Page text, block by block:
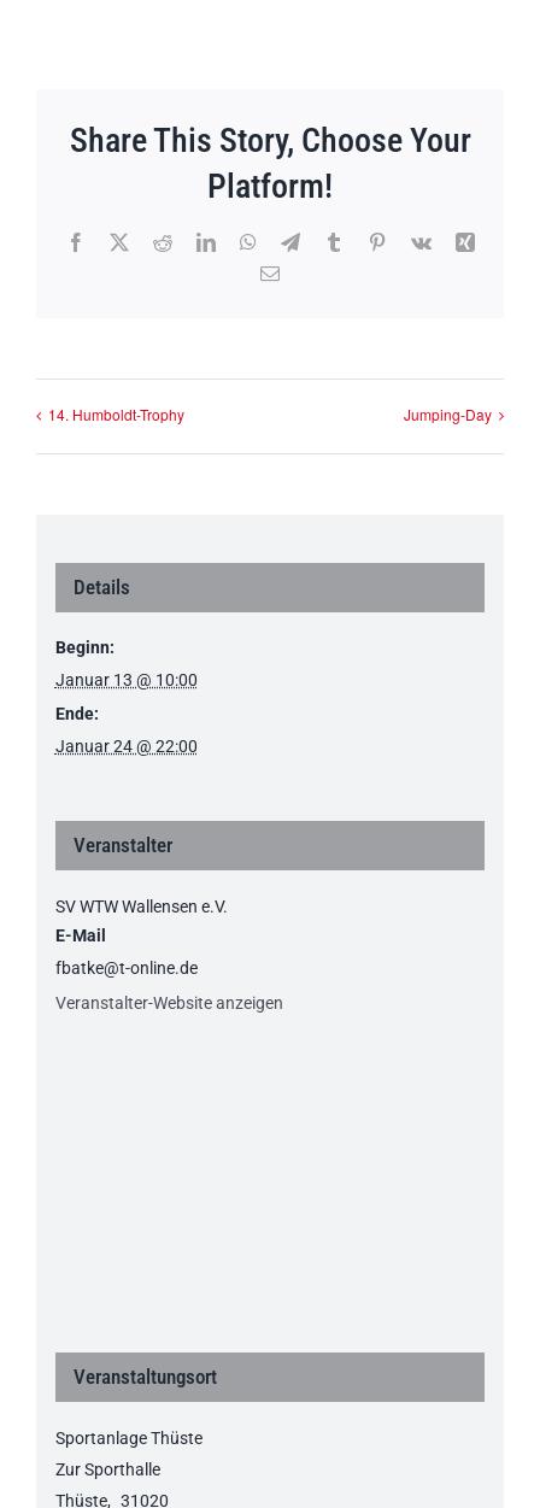
Share This Story, Choose Your
Platform!
Facebook
X RedditLinkedInWhatsApp
TelegramTumblrPinterest
Vk
Xing
E-
14. Humboldt-Trophy Jumping-Day
Details
Beginn:
Januar 13 @ 10:00
Ende:
Januar 24 @ 22:00
Veranstalter
SV WTW Wallensen e.V.
E-Mail
fbatke@t-online.de
Veranstalter-Website anzeigen
Veranstaltungsort
Sportanlage Thüste
Zur Sporthalle
Thüste, 31020